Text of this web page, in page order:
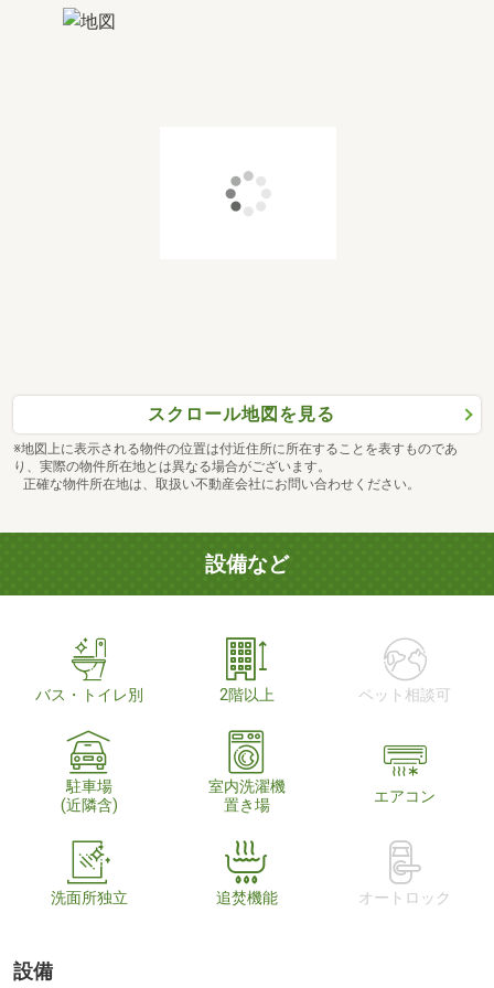
スクロール地図を見る
※地図上に表示される物件の位置は付近住所に所在することを表すものであ
り、実際の物件所在地とは異なる場合がございます。
正確な物件所在地は、取扱い不動産会社にお問い合わせください。
設備など
バス・トイレ別 2階以上 ペット相談可
駐車場
(近隣含)
室内洗濯機
置き場
エアコン
洗面所独立 追焚機能 オートロック
設備